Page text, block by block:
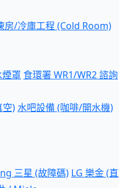
房/冷庫工程 (Cold Room)
煙罩 食環署 WR1/WR2 諮詢
空)水吧設備 (咖啡/開水機)
三星 (故障碼) LG 樂金 (直